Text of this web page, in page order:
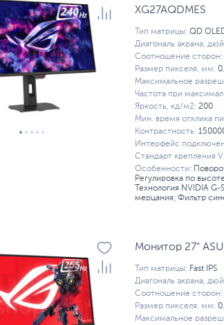
XG27AQDMES
Тип матрицы: QD
Диагональ экрана,
Соотношение сторон:
Размер пикселя, мм:
Максимальное
Частота при
Яркость, кд/м2: 200
Мин. время отклика
Контрастность:
Интерфейс
Стандарт крепления
Особенности:
Регулировка по
Технология NVIDIA
мерцания; Фильтр
Монитор 27"
Тип матрицы: Fast IPS
Диагональ экрана,
Соотношение сторон:
Размер пикселя, мм:
Максимальное